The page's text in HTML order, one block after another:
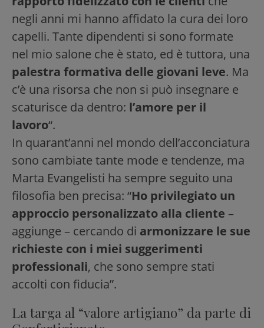
negli anni mi hanno affidato la cura dei loro
capelli. Tante dipendenti si sono formate
nel mio salone che è stato, ed è tuttora, una
palestra formativa delle giovani leve. Ma
c’è una risorsa che non si può insegnare e
scaturisce da dentro: l’amore per il
lavoro“.
In quarant’anni nel mondo dell’acconciatura
sono cambiate tante mode e tendenze, ma
Marta Evangelisti ha sempre seguito una
filosofia ben precisa: “Ho privilegiato un
approccio personalizzato alla cliente –
aggiunge – cercando di armonizzare le sue
richieste con i miei suggerimenti
professionali, che sono sempre stati
accolti con fiducia”.
La targa al “valore artigiano” da parte di